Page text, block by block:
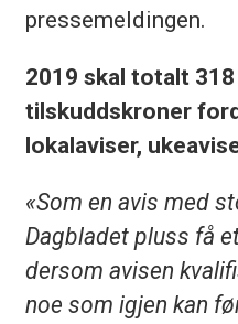
pressemeldingen.
2019 skal totalt
tilskuddskroner
lokalaviser,
«Som en avis med
Dagbladet pluss få
dersom avisen
noe som igjen kan